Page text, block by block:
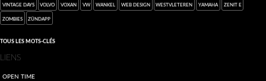
Vintage Days Volvo Voxan VW wankel web design Westvleteren Yamaha Zenit E
zombies Zündapp
Tous les mots-clés
Menu
extra
LIENS
Open Time